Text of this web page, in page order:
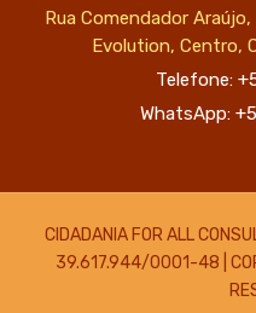
Rua Comendador
Evolution, Centro,
Telefone:
WhatsApp:
CIDADANIA FOR ALL
39.617.944/0001-48 |